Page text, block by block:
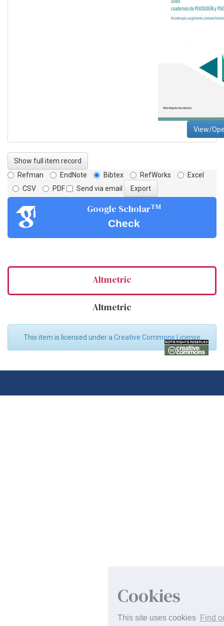
Cookies
This site uses cookies Find
View/
Show full item record
Refman
EndNote Bibtex RefWorks
Excel
CSV
PDF Send via email
Google ScholarTM
Check
Altmetric
Altmetric
This item is licensed under aCreative Commons License